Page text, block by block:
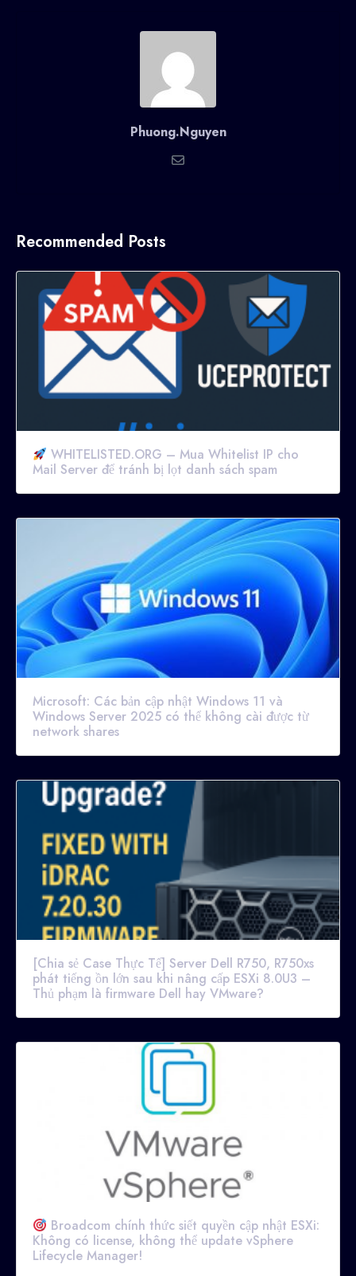
Phuong.Nguyen
Recommended Posts
WHITELISTED.ORG – Mua Whitelist IP cho
Mail Server để tránh bị lọt danh sách spam
Microsoft: Các bản cập nhật Windows 11 và
Windows Server 2025 có thể không cài được từ
network shares
[Chia sẻ Case Thực Tế] Server Dell R750, R750xs
phát tiếng ồn lớn sau khi nâng cấp ESXi 8.0U3 –
Thủ phạm là firmware Dell hay VMware?
Broadcom chính thức siết quyền cập nhật ESXi:
Không có license, không thể update vSphere
Lifecycle Manager!